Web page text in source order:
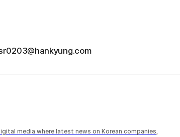
media where latest news on Korean companies,